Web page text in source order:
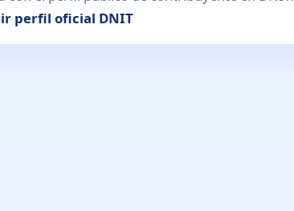
perfil oficial DNIT